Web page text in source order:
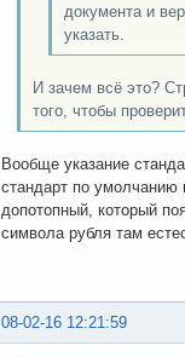
документа и
указать.
И зачем всё это?
того, чтобы
Вообще указание
стандарт по умолчанию
допотопный, который
символа рубля там
08-02-16 12:21:59